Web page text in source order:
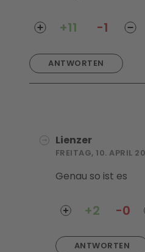
ANTWORTEN
+11 -1
Lienzer
FREITAG, 10. APRIL
Genau so ist es
ANTWORTEN
+2 -0